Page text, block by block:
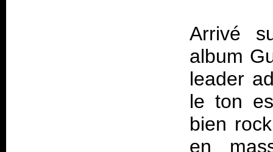
Arrivé
album
leader
le ton
bien
en